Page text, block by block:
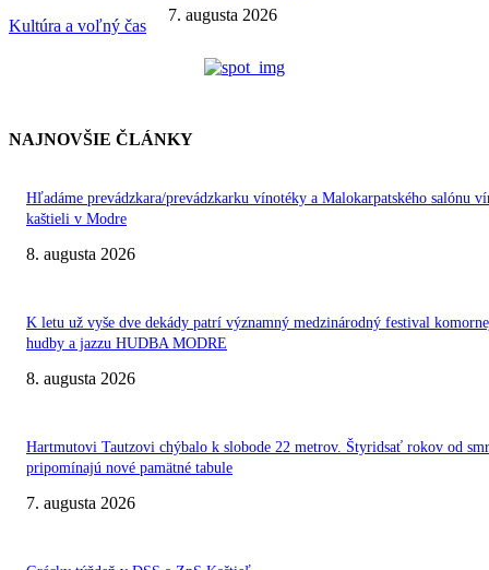
Kultúra a voľný čas
7. augusta 2026
NAJNOVŠIE ČLÁNKY
Hľadáme prevádzkara/prevádzkarku vínotéky a Malokarpatského salónu
kaštieli v Modre
8. augusta 2026
K letu už vyše dve dekády patrí významný medzinárodný festival
hudby a jazzu HUDBA MODRE
8. augusta 2026
Hartmutovi Tautzovi chýbalo k slobode 22 metrov. Štyridsať rokov od
pripomínajú nové pamätné tabule
7. augusta 2026